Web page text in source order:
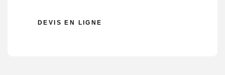
DEVIS EN LIGNE